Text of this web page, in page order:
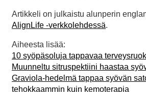
Artikkeli on julkaistu alunperin
AlignLife -verkkolehdessä.
Aiheesta lisää:
10 syöpäsoluja tappavaa
Muunneltu sitruspektiini haastaa
Graviola-hedelmä tappaa syövän
tehokkaammin kuin kemoterapia